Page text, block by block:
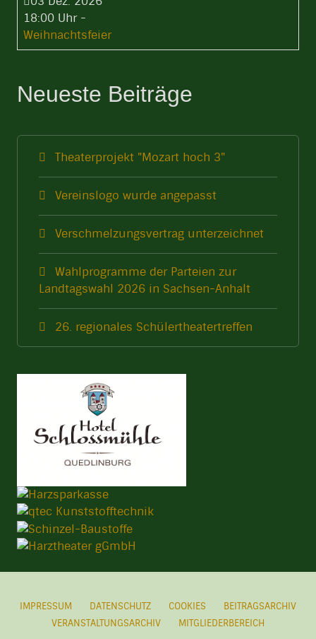
18:00 Uhr-
Weihnachtsfeier
Neueste Beiträge
Theaterprojekt "Mozart hoch 3"
Vereinslogo wurde angepasst
Verschmelzungsvertrag unterzeichnet
Wahlprogramme der Parteien zur
Landtagswahl 2026 in Sachsen-Anhalt
26. regionales Schülertheatertreffen
IMPRESSUM DATENSCHUTZ COOKIES
BEITRAGSARCHIV
VERANSTALTUNGSARCHIV
MITGLIEDERBEREICH